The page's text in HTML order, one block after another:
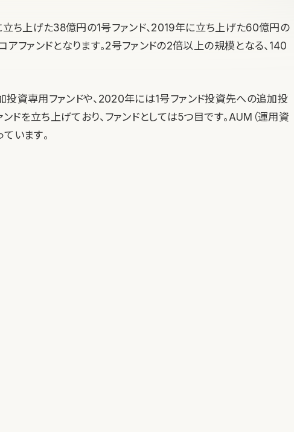
立ち上げた38億円の1号ファンド、2019年に立ち上げた60億円の
アファンドとなります。2号ファンドの2倍以上の規模となる、140
資専用ファンドや、2020年には1号ファンド投資先への追加投
ドを立ち上げており、ファンドとしては5つ目です。AUM（運用資
います。